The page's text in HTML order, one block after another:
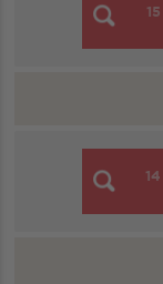
15
14